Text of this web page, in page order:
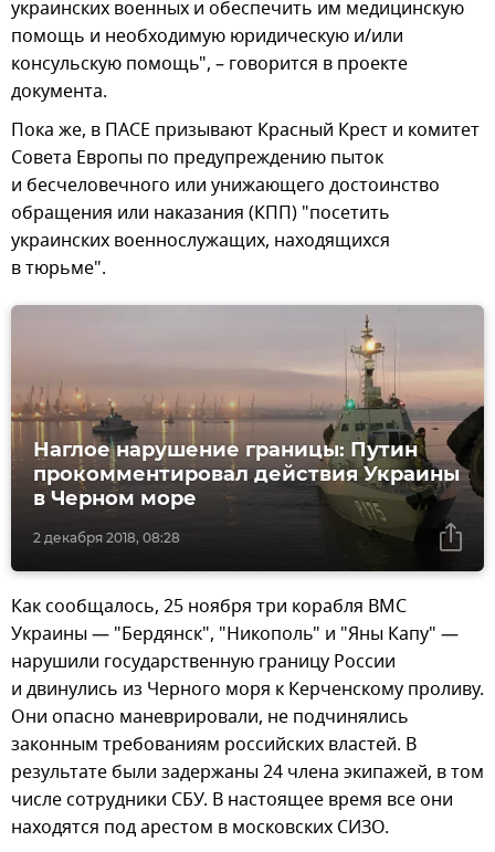
украинских военных и обеспечить им медицинскую
помощь и необходимую юридическую и/или
консульскую помощь", – говорится в проекте
документа.
Пока же, в ПАСЕ призывают Красный Крест и комитет
Совета Европы по предупреждению пыток
и бесчеловечного или унижающего достоинство
обращения или наказания (КПП) "посетить
украинских военнослужащих, находящихся
в тюрьме".
2 декабря 2018, 08:28
Наглое нарушение границы: Путин
прокомментировал действия Украины
в Черном море
Как сообщалось, 25 ноября три корабля ВМС
Украины — "Бердянск", "Никополь" и "Яны Капу" —
нарушили государственную границу России
и двинулись из Черного моря к Керченскому проливу.
Они опасно маневрировали, не подчинялись
законным требованиям российских властей. В
результате были задержаны 24 члена экипажей, в том
числе сотрудники СБУ. В настоящее время все они
находятся под арестом в московских СИЗО.